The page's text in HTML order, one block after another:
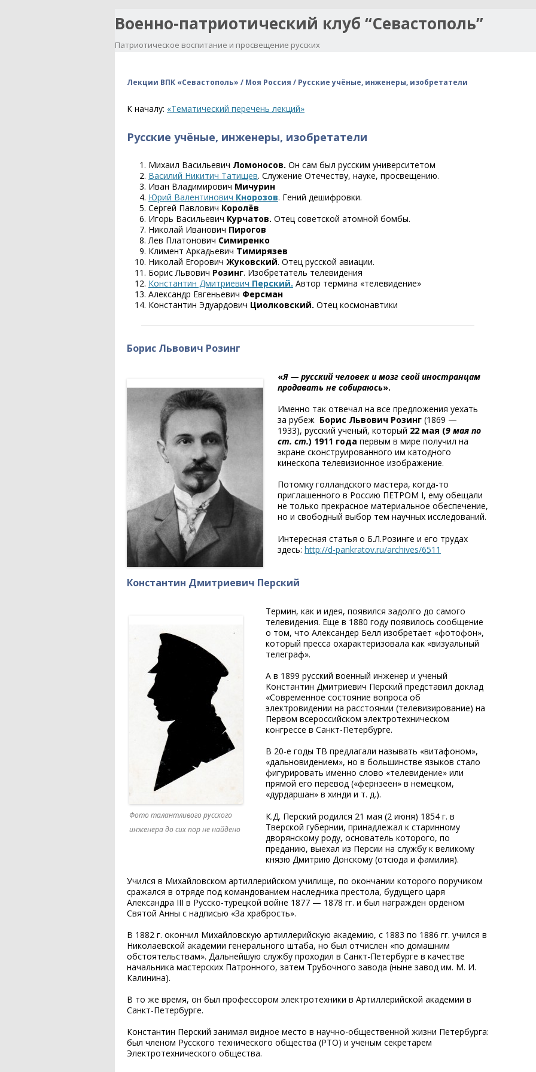
Военно-патриотический клуб “Севастополь”
Патриотическое воспитание и просвещение русских
Лекции ВПК «Севастополь» / Моя Россия / Русские учёные, инженеры, изобретатели
К началу: «Тематический перечень лекций»
Русские учёные, инженеры, изобретатели
Михаил Васильевич Ломоносов. Он сам был русским университетом
Василий Никитич Татищев. Служение Отечеству, науке, просвещению.
Иван Владимирович Мичурин
Юрий Валентинович Кнорозов. Гений дешифровки.
Сергей Павлович Королёв
Игорь Васильевич Курчатов. Отец советской атомной бомбы.
Николай Иванович Пирогов
Лев Платонович Симиренко
Климент Аркадьевич Тимирязев
Николай Егорович Жуковский. Отец русской авиации.
Борис Львович Розинг. Изобретатель телевидения
Константин Дмитриевич Перский. Автор термина «телевидение»
Александр Евгеньевич Ферсман
Константин Эдуардович Циолковский. Отец космонавтики
Борис Львович Розинг
«Я — русский человек и мозг свой иностранцам
продавать не собираюсь».
Именно так отвечал на все предложения уехать
за рубеж Борис Львович Розинг (1869 —
1933), русский ученый, который 22 мая (9 мая по
ст. ст.) 1911 года первым в мире получил на
экране сконструированного им катодного
кинескопа телевизионное изображение.
Потомку голландского мастера, когда-то
приглашенного в Россию ПЕТРОМ I, ему обещали
не только прекрасное материальное обеспечение,
но и свободный выбор тем научных исследований.
Интересная статья о Б.Л.Розинге и его трудах
здесь: http://d-pankratov.ru/archives/6511
Константин Дмитриевич Перский
Фото талантливого русского
инженера до сих пор не найдено
Термин, как и идея, появился задолго до самого
телевидения. Еще в 1880 году появилось сообщение
о том, что Александер Белл изобретает «фотофон»,
который пресса охарактеризовала как «визуальный
телеграф».
А в 1899 русский военный инженер и ученый
Kонстантин Дмитриевич Перский представил доклад
«Современное состояние вопроса об
электровидении на расстоянии (телевизирование) на
Первом всероссийском электротехническом
конгрессе в Санкт-Петербурге.
В 20-е годы ТВ предлагали называть «витафоном»,
«дальновидением», но в большинстве языков стало
фигурировать именно слово «телевидение» или
прямой его перевод («фернзеен» в немецком,
«дурдаршан» в хинди и т. д.).
К.Д. Перский родился 21 мая (2 июня) 1854 г. в
Тверской губернии, принадлежал к старинному
дворянскому роду, основатель которого, по
преданию, выехал из Персии на службу к великому
князю Дмитрию Донскому (отсюда и фамилия).
Учился в Михайловском артиллерийском училище, по окончании которого поручиком
сражался в отряде под командованием наследника престола, будущего царя
Александра III в Русско-турецкой войне 1877 — 1878 гг. и был награжден орденом
Святой Анны с надписью «За храбрость».
В 1882 г. окончил Михайловскую артиллерийскую академию, с 1883 по 1886 гг. учился в
Николаевской академии генерального штаба, но был отчислен «по домашним
обстоятельствам». Дальнейшую службу проходил в Санкт-Петербурге в качестве
начальника мастерских Патронного, затем Трубочного завода (ныне завод им. М. И.
Калинина).
В то же время, он был профессором электротехники в Артиллерийской академии в
Санкт-Петербурге.
Константин Перский занимал видное место в научно-общественной жизни Петербурга:
был членом Русского технического общества (РТО) и ученым секретарем
Электротехнического общества.